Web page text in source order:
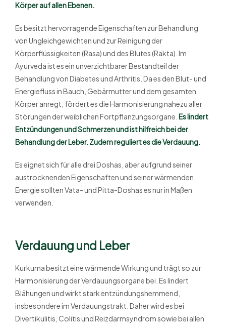
Körper auf allen Ebenen.
Es besitzt hervorragende Eigenschaften zur Behandlung
von Ungleichgewichten und zur Reinigung der
Körperflüssigkeiten (Rasa) und des Blutes (Rakta). Im
Ayurveda ist es ein unverzichtbarer Bestandteil der
Behandlung von Diabetes und Arthritis. Da es den Blut- und
Energiefluss in Bauch, Gebärmutter und dem gesamten
Körper anregt, fördert es die Harmonisierung nahezu aller
Störungen der weiblichen Fortpflanzungsorgane. Es lindert
Entzündungen und Schmerzen und ist hilfreich bei der
Behandlung der Leber. Zudem reguliert es die Verdauung.
Es eignet sich für alle drei Doshas, ​​aber aufgrund seiner
austrocknenden Eigenschaften und seiner wärmenden
Energie sollten Vata- und Pitta-Doshas es nur in Maßen
verwenden.
Verdauung und Leber
Kurkuma besitzt eine wärmende Wirkung und trägt so zur
Harmonisierung der Verdauungsorgane bei. Es lindert
Blähungen und wirkt stark entzündungshemmend,
insbesondere im Verdauungstrakt. Daher wird es bei
Divertikulitis, Colitis und Reizdarmsyndrom sowie bei allen